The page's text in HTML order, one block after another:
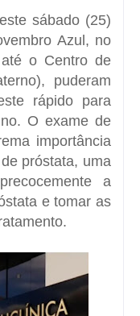
sábado (25)
Azul, no
o Centro de
puderam
rápido para
O exame de
importância
próstata, uma
a
e tomar as